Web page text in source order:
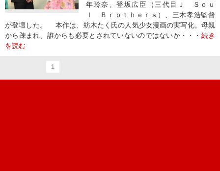
年玲奈、登坂広臣（三代目Ｊ Ｓｏｕ
ｌ Ｂｒｏｔｈｅｒｓ）、三木孝浩監督
が登壇した。 本作は、紡木たく氏の人気少女漫画の実写化。母親
から疎まれ、誰からも必要とされていないのではないか・・・ 続き
を読む
1